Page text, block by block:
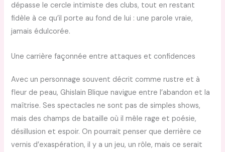
dépasse le cercle intimiste des clubs, tout en restant
fidèle à ce qu’il porte au fond de lui : une parole vraie,
jamais édulcorée.
Une carrière façonnée entre attaques et confidences
Avec un personnage souvent décrit comme rustre et à
fleur de peau, Ghislain Blique navigue entre l’abandon et la
maîtrise. Ses spectacles ne sont pas de simples shows,
mais des champs de bataille où il mêle rage et poésie,
désillusion et espoir. On pourrait penser que derrière ce
vernis d’exaspération, il y a un jeu, un rôle, mais ce serait